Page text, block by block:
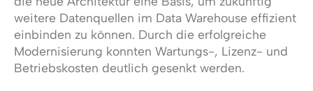
weitere Datenquellen im Data Warehouse effizient
einbinden zu können. Durch die erfolgreiche
Modernisierung konnten Wartungs-, Lizenz- und
Betriebskosten deutlich gesenkt werden.